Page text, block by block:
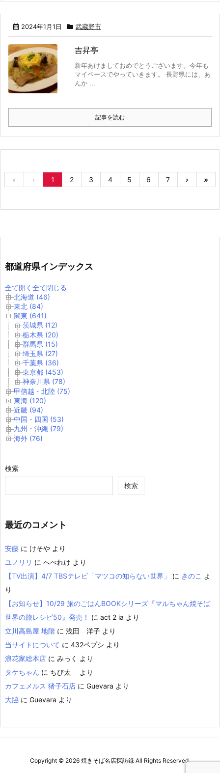
2024年1月1日 武蔵野市
吉昇亭
新年あけましておめでとうございます。今年も
マイペースでやっていきます。 長野県には、あ
んか ...
記事を読む
« ‹ 1 2 3 4 5 6 7 › »
都道府県インデックス
全て開く 全て閉じる
北海道 (46)
東北 (84)
関東 (641)
茨城県 (12)
栃木県 (20)
群馬県 (15)
埼玉県 (27)
千葉県 (36)
東京都 (453)
神奈川県 (78)
甲信越・北陸 (75)
東海 (120)
近畿 (94)
中国・四国 (53)
九州・沖縄 (79)
海外 (76)
検索
検索
最近のコメント
安藤 に けそや より
ユノリリ に へべれけ より
【TV出演】4/7 TBSテレビ「マツコの知らない世界」
に きのこ よ
り
【お知らせ】10/29 旅のごはんBOOKシリーズ『マルちゃん焼そば
世界の旅レシピ50』発売！
に act 2 ia より
立川高島屋 地階 に 浅田 洋子 より
当サイトについて に 432ペプシ より
浪花家総本店 に みっく
より
タケちゃん に ちび太
より
カフェメルス 猪子石店 に Guevara より
大脇 に Guevara より
Copyright © 2026 焼きそば名店探訪録 All Rights Reserved.